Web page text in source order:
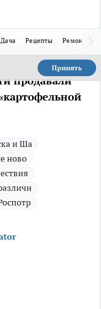
Дача Рецепты Ремонт
Принять
продавали
и Ша
ново